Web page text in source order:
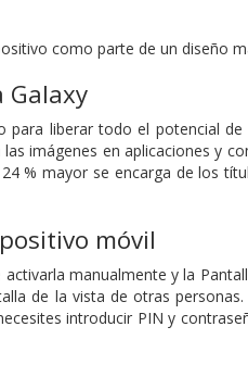
como parte de un diseño
Galaxy
liberar todo el potencial de
imágenes en aplicaciones y
% mayor se encarga de los
móvil
manualmente y la
de la vista de otras
introducir PIN y